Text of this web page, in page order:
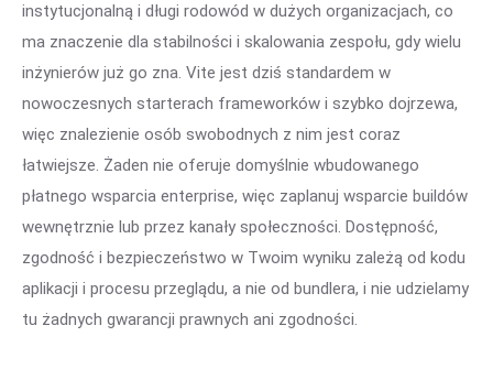
instytucjonalną i długi rodowód w dużych organizacjach, co
ma znaczenie dla stabilności i skalowania zespołu, gdy wielu
inżynierów już go zna. Vite jest dziś standardem w
nowoczesnych starterach frameworków i szybko dojrzewa,
więc znalezienie osób swobodnych z nim jest coraz
łatwiejsze. Żaden nie oferuje domyślnie wbudowanego
płatnego wsparcia enterprise, więc zaplanuj wsparcie buildów
wewnętrznie lub przez kanały społeczności. Dostępność,
zgodność i bezpieczeństwo w Twoim wyniku zależą od kodu
aplikacji i procesu przeglądu, a nie od bundlera, i nie udzielamy
tu żadnych gwarancji prawnych ani zgodności.